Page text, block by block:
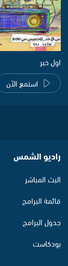
اول خبر
استمع الآن
راديو الشمس
البث المباشر
قائمة البرامج
جدول البرامج
بودكاست